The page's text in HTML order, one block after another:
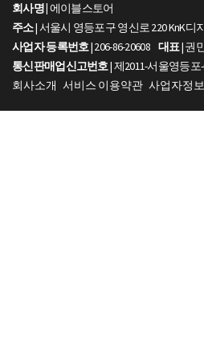
회사명 |에이블스토어
주소| 서울시 영등포구 영신로 220 KnK디
사업자 등록번호| 206-86-20608 대표| 권
통신판매업신고번호| 제2011-서울영등포
회사소개 서비스 이용약관 사업자정